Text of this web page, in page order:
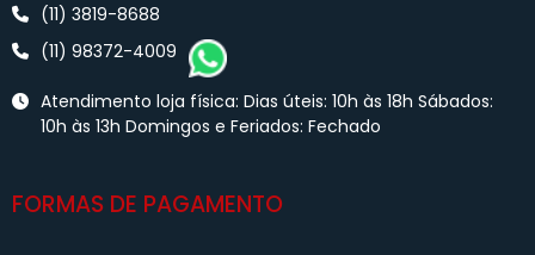
(11) 3819-8688
(11) 98372-4009
Atendimento loja física: Dias úteis: 10h às 18h Sábados:
10h às 13h Domingos e Feriados: Fechado
FORMAS DE PAGAMENTO